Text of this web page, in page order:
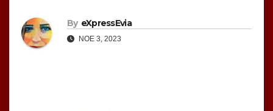
By eXpressEvia
ΝΟΈ 3, 2023